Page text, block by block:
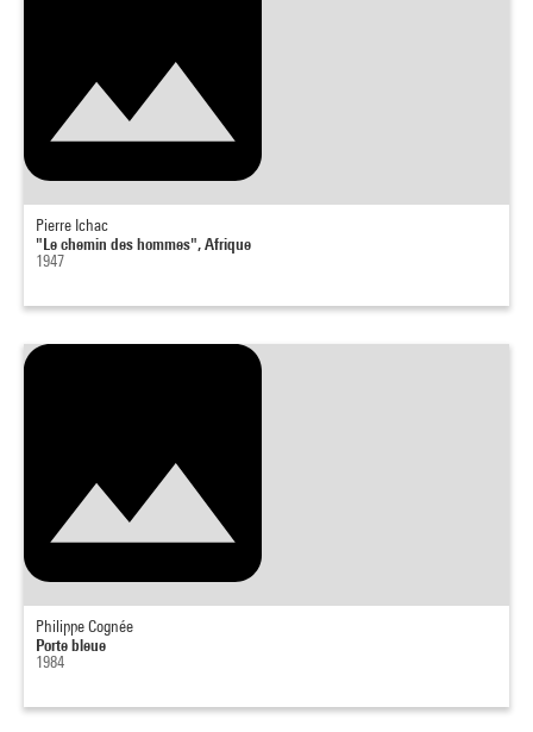
Pierre Ichac
"Le chemin des hommes", Afrique
1947
Philippe Cognée
Porte bleue
1984